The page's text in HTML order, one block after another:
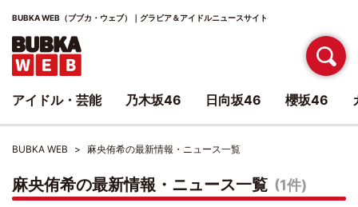
BUBKA WEB（ブブカ・ウェブ）｜グラビア＆アイドルニュースサイト
BUBKA WEB 麻央侑希の最新情報・ニュース一覧
麻央侑希の最新情報・ニュース一覧 (1件)
アイドル・芸能 乃木坂46 日向坂46 櫻坂46